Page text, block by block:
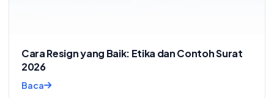
Cara Resign yang Baik: Etika dan Contoh Surat
2026
Baca